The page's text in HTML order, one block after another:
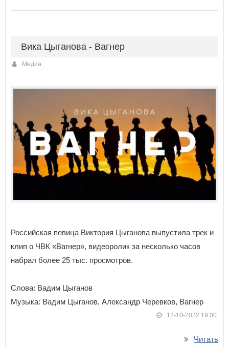
Вика Цыганова - Вагнер
Медиа
Российская певица Виктория Цыганова выпустила трек и
клип о ЧВК «Вагнер», видеоролик за несколько часов
набрал более 25 тыс. просмотров.
Слова: Вадим Цыганов
Музыка: Вадим Цыганов, Александр Черевков, Вагнер
12-10-2022 19:00
Читать